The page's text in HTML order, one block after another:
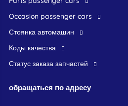
occasion passenger cars
стоянка автомашин
Коды качества
Статус заказа запчастей
обращаться по адресу